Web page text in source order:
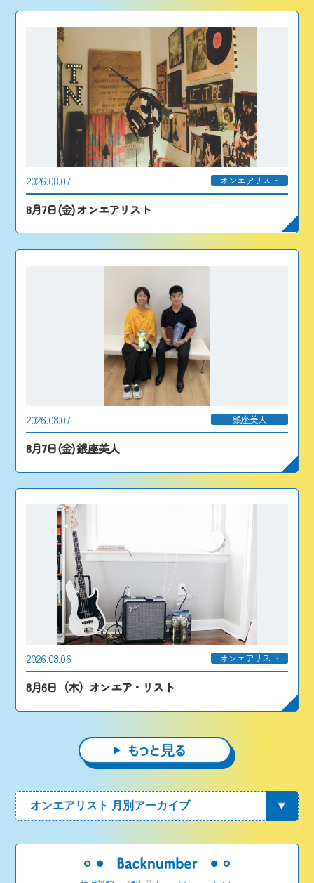
2026.08.07 オンエアリスト
8月7日(金) オンエアリスト
2026.08.07 銀座美人
8月7日(金) 銀座美人
2026.08.06 オンエアリスト
8月6日（木）オンエア・リスト